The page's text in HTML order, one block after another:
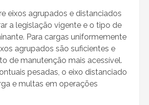
eixos agrupados e distanciados
a legislação vigente e o tipo de
Para cargas uniformemente
agrupados são suficientes e
de manutenção mais acessível.
pesadas, o eixo distanciado
e multas em operações